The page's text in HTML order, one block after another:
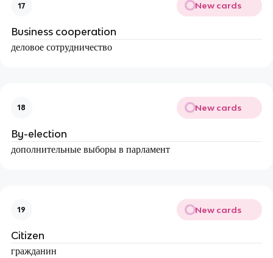
17 New cards
Business cooperation
деловое сотрудничество
18 New cards
By-election
дополнительные выборы в парламент
19 New cards
Citizen
гражданин